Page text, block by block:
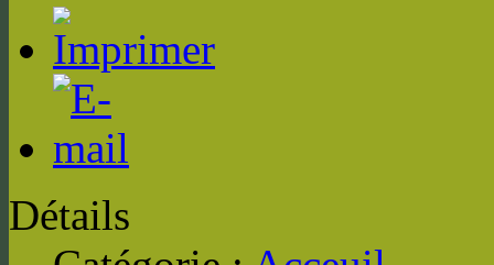
Détails